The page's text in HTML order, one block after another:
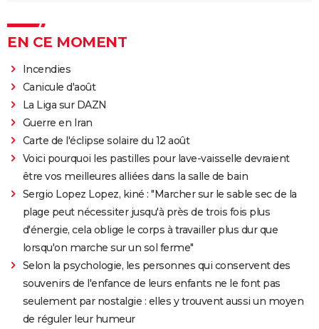
EN CE MOMENT
Incendies
Canicule d'août
La Liga sur DAZN
Guerre en Iran
Carte de l'éclipse solaire du 12 août
Voici pourquoi les pastilles pour lave-vaisselle devraient
être vos meilleures alliées dans la salle de bain
Sergio Lopez Lopez, kiné : "Marcher sur le sable sec de la
plage peut nécessiter jusqu'à près de trois fois plus
d'énergie, cela oblige le corps à travailler plus dur que
lorsqu'on marche sur un sol ferme"
Selon la psychologie, les personnes qui conservent des
souvenirs de l'enfance de leurs enfants ne le font pas
seulement par nostalgie : elles y trouvent aussi un moyen
de réguler leur humeur